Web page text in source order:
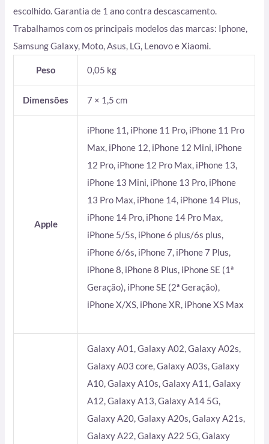
escolhido. Garantia de 1 ano contra descascamento.
Trabalhamos com os principais modelos das marcas: Iphone,
Samsung Galaxy, Moto, Asus, LG, Lenovo e Xiaomi.
Peso 0,05 kg
Dimensões 7 × 1,5 cm
Apple
iPhone 11, iPhone 11 Pro, iPhone 11 Pro
Max, iPhone 12, iPhone 12 Mini, iPhone
12 Pro, iPhone 12 Pro Max, iPhone 13,
iPhone 13 Mini, iPhone 13 Pro, iPhone
13 Pro Max, iPhone 14, iPhone 14 Plus,
iPhone 14 Pro, iPhone 14 Pro Max,
iPhone 5/5s, iPhone 6 plus/6s plus,
iPhone 6/6s, iPhone 7, iPhone 7 Plus,
iPhone 8, iPhone 8 Plus, iPhone SE (1ª
Geração), iPhone SE (2ª Geração),
iPhone X/XS, iPhone XR, iPhone XS Max
Galaxy A01, Galaxy A02, Galaxy A02s,
Galaxy A03 core, Galaxy A03s, Galaxy
A10, Galaxy A10s, Galaxy A11, Galaxy
A12, Galaxy A13, Galaxy A14 5G,
Galaxy A20, Galaxy A20s, Galaxy A21s,
Galaxy A22, Galaxy A22 5G, Galaxy